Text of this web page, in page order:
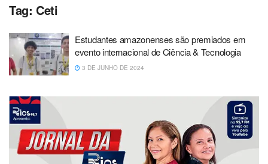
Tag: Ceti
Estudantes amazonenses são premiados em
evento internacional de Ciência & Tecnologia
3 DE JUNHO DE 2024